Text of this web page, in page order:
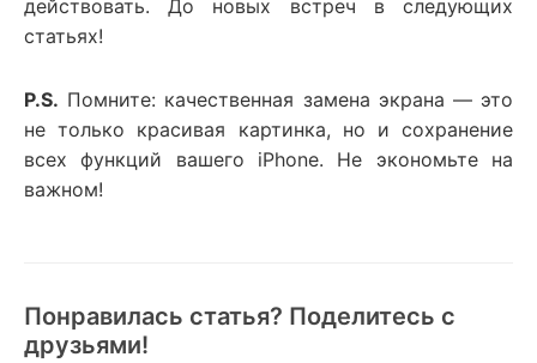
действовать. До новых встреч в следующих
статьях!
P.S. Помните: качественная замена экрана — это
не только красивая картинка, но и сохранение
всех функций вашего iPhone. Не экономьте на
важном!
Понравилась статья? Поделитесь с
друзьями!